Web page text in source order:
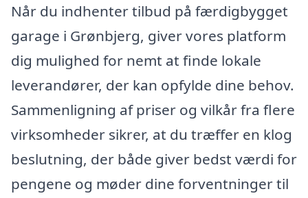
Når du indhenter tilbud på færdigbygget
garage i Grønbjerg, giver vores platform
dig mulighed for nemt at finde lokale
leverandører, der kan opfylde dine behov.
Sammenligning af priser og vilkår fra flere
virksomheder sikrer, at du træffer en klog
beslutning, der både giver bedst værdi for
pengene og møder dine forventninger til